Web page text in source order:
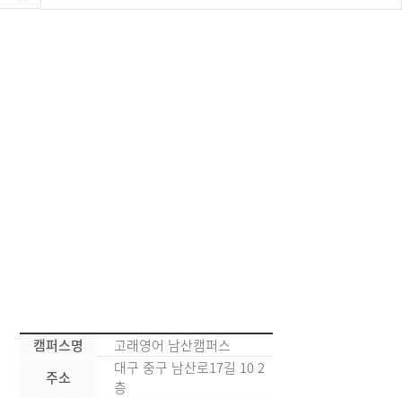
캠퍼스명
고래영어 남산캠퍼스
주소
대구 중구 남산로17길 10 2
층